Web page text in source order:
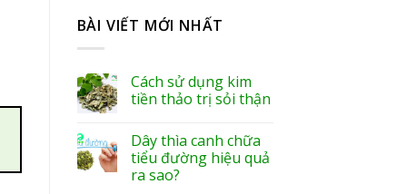
BÀI VIẾT MỚI NHẤT
Cách sử dụng kim
tiền thảo trị sỏi thận
Dây thìa canh chữa
tiểu đường hiệu quả
ra sao?